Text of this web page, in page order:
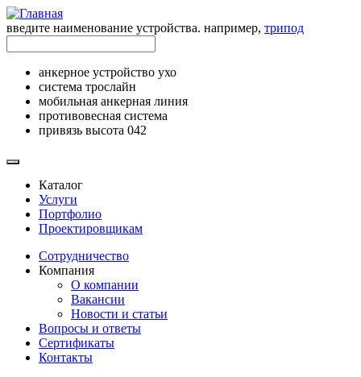
введите наименование устройства. например, трипод
анкерное устройство ухо
система трослайн
мобильная анкерная линия
противовесная система
привязь высота 042
Каталог
Услуги
Портфолио
Проектировщикам
Сотрудничество
Компания
О компании
Вакансии
Новости и статьи
Вопросы и ответы
Сертификаты
Контакты